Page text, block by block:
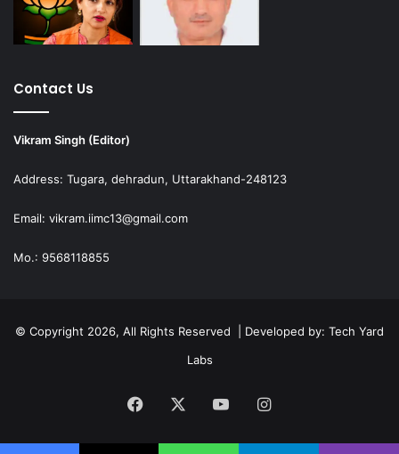
Contact Us
Vikram Singh (Editor)
Address: Tugara, dehradun, Uttarakhand-248123
Email: vikram.iimc13@gmail.com
Mo.: 9568118855
© Copyright 2026, All Rights Reserved | Developed by: Tech Yard
Labs
Facebook YouTubeInstagram